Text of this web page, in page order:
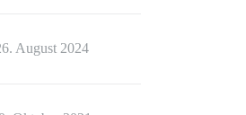
August 2024